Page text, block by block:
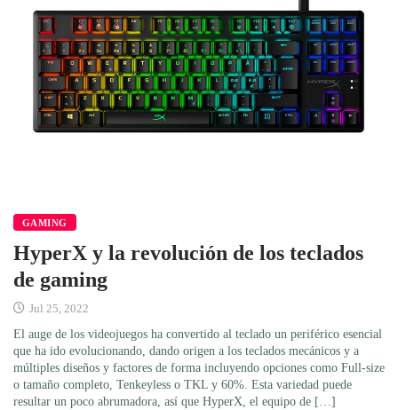
GAMING
HyperX y la revolución de los teclados
de gaming
Jul 25, 2022
El auge de los videojuegos ha convertido al teclado un periférico esencial
que ha ido evolucionando, dando origen a los teclados mecánicos y a
múltiples diseños y factores de forma incluyendo opciones como Full-size
o tamaño completo, Tenkeyless o TKL y 60%. Esta variedad puede
resultar un poco abrumadora, así que HyperX, el equipo de […]